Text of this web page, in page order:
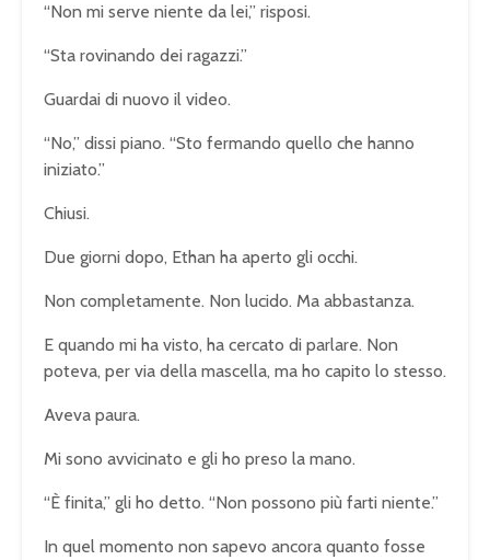
“Non mi serve niente da lei,” risposi.
“Sta rovinando dei ragazzi.”
Guardai di nuovo il video.
“No,” dissi piano. “Sto fermando quello che hanno
iniziato.”
Chiusi.
Due giorni dopo, Ethan ha aperto gli occhi.
Non completamente. Non lucido. Ma abbastanza.
E quando mi ha visto, ha cercato di parlare. Non
poteva, per via della mascella, ma ho capito lo stesso.
Aveva paura.
Mi sono avvicinato e gli ho preso la mano.
“È finita,” gli ho detto. “Non possono più farti niente.”
In quel momento non sapevo ancora quanto fosse